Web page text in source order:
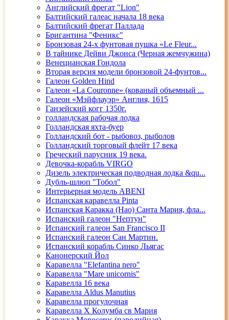
Английский фрегат "Lion"
Балтийский галеас начала 18 века
Балтийский фрегат Паллада
Бригантина "Феникс"
Бронзовая 24-х фунтовая пушка «Le Fleur...
В тайнике Дейви Джонса (Черная жемчужина)
Венецианская Гондола
Вторая версия модели бронзовой 24-фунтов...
Галеон Golden Hind
Галеон «La Couronne» (кованый объемный ...
Галеон «Мэйфлауэр» Англия, 1615
Ганзейский когг 1350г.
голландская рабочая лодка
Голландская яхта-буер
Голландский бот - рыбовоз, рыболов
Голландский торговый флейт 17 века
Греческий парусник 19 века.
Девочка-корабль VIRGO
Дизель электрическая подводная лодка &qu...
Дубль-шлюп "Тобол"
Интерьерная модель ABENI
Испанская каравелла Pinta
Испанская Каракка (Нао) Санта Мария, фла...
Испанский галеон "Нептун"
Испанский галеон San Francisco II
Испанский галеон Сан Мартин.
Испанский корабль Синко Льягас
Канонерский Йол
Каравелла "Elefantina nero"
Каравелла "Mare unicornis"
Каравелла 16 века
Каравелла Aldus Manutius
Каравелла прогулочная
Каравелла Х Колумба св Мария